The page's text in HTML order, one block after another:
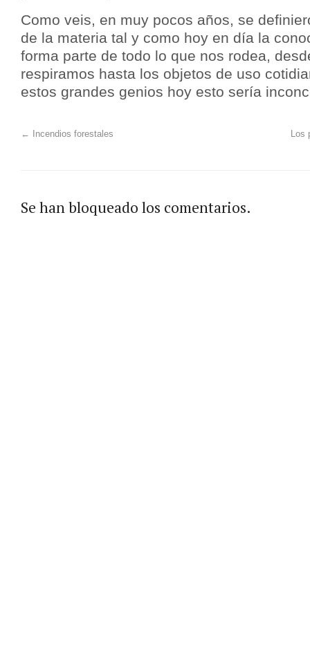
Como veis, en muy pocos años, se
de la materia tal y como hoy en día la
forma parte de todo lo que nos rodea,
respiramos hasta los objetos de uso
estos grandes genios hoy esto sería
← Incendios forestales Los
Se han bloqueado los comentarios.